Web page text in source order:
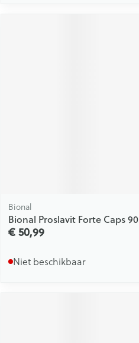
Bional
Bional Proslavit Forte Caps 90
€ 50,99
Niet beschikbaar